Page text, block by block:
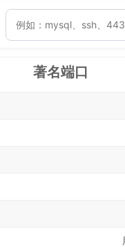
著名端口